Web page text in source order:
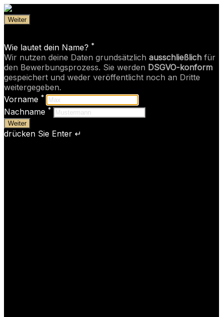
Weiter
Wie lautet dein Name? *
Wir nutzen deine Daten grundsätzlich ausschließlich für
den Bewerbungsprozess. Sie werden DSGVO-konform
gespeichert und weder veröffentlicht noch an Dritte
weitergegeben.
Vorname *
Nachname *
Weiter
drücken Sie Enter ↵